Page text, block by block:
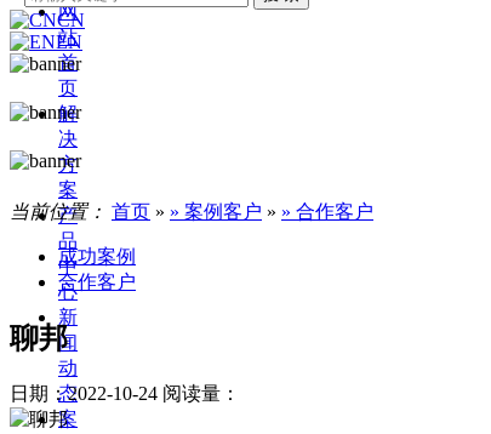
网
站
首
页
解
决
方
案
产
品
中
心
新
闻
动
态
案
CN
EN
当前位置： 首页 » » 案例客户 » » 合作客户
成功案例
合作客户
聊邦
日期：2022-10-24 阅读量：